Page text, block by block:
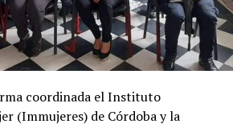
coordinada el Instituto
(Immujeres) de Córdoba y la